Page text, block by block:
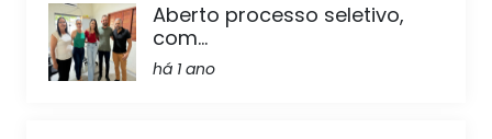
Aberto processo seletivo,
com...
há 1 ano